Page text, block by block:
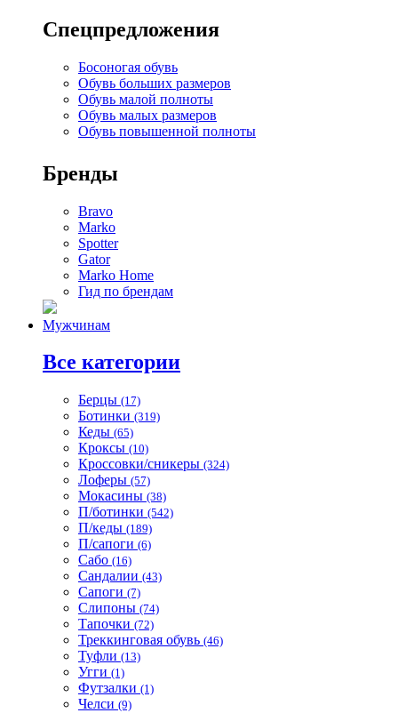
Спецпредложения
Босоногая обувь
Обувь больших размеров
Обувь малой полноты
Обувь малых размеров
Обувь повышенной полноты
Бренды
Bravo
Marko
Spotter
Gator
Marko Home
Гид по брендам
Мужчинам
Все категории
Берцы (17)
Ботинки (319)
Кеды (65)
Кроксы (10)
Кроссовки/сникеры (324)
Лоферы (57)
Мокасины (38)
П/ботинки (542)
П/кеды (189)
П/сапоги (6)
Сабо (16)
Сандалии (43)
Сапоги (7)
Слипоны (74)
Тапочки (72)
Треккинговая обувь (46)
Туфли (13)
Угги (1)
Футзалки (1)
Челси (9)